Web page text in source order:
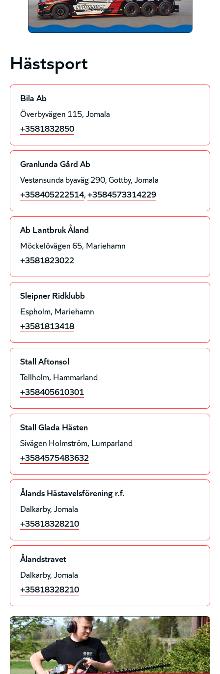
Hästsport
Bila Ab
Överbyvägen 115 Jomala
+3581832850
Granlunda Gård Ab
Vestansunda byaväg 290, Gottby Jomala
+358405222514,+3584573314229
Ab Lantbruk Åland
Möckelövägen 65 Mariehamn
+3581823022
Sleipner Ridklubb
Espholm Mariehamn
+3581813418
Stall Aftonsol
Tellholm Hammarland
+358405610301
Stall Glada Hästen
Sivägen Holmström Lumparland
+3584575483632
Ålands Hästavelsförening r.f.
Dalkarby Jomala
+35818328210
Ålandstravet
Dalkarby Jomala
+35818328210